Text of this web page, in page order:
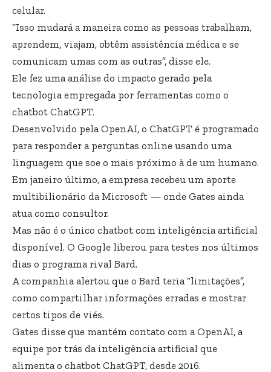
celular.
“Isso mudará a maneira como as pessoas trabalham,
aprendem, viajam, obtêm assistência médica e se
comunicam umas com as outras”, disse ele.
Ele fez uma análise do impacto gerado pela
tecnologia empregada por ferramentas como o
chatbot ChatGPT.
Desenvolvido pela OpenAI, o ChatGPT é programado
para responder a perguntas online usando uma
linguagem que soe o mais próximo à de um humano.
Em janeiro último, a empresa recebeu um aporte
multibilionário da Microsoft — onde Gates ainda
atua como consultor.
Mas não é o único chatbot com inteligência artificial
disponível. O Google liberou para testes nos últimos
dias o programa rival Bard.
A companhia alertou que o Bard teria “limitações”,
como compartilhar informações erradas e mostrar
certos tipos de viés.
Gates disse que mantém contato com a OpenAI, a
equipe por trás da inteligência artificial que
alimenta o chatbot ChatGPT, desde 2016.